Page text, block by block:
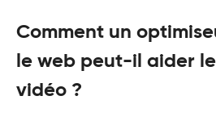
Comment un
le web peut-il aider
vidéo ?